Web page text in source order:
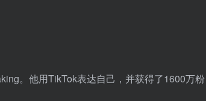
。他用TikTok表达自己，并获得了1600万粉